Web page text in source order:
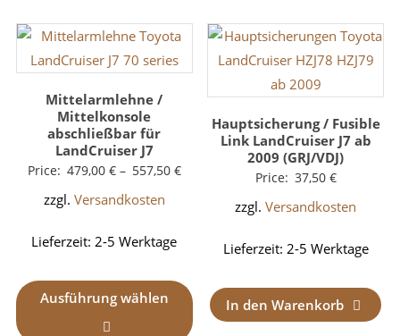
Mittelarmlehne /
Mittelkonsole
abschließbar für
LandCruiser J7
Price: 479,00 €– 557,50 €
zzgl. Versandkosten
Lieferzeit: 2-5 Werktage
Ausführung wählen
Hauptsicherung / Fusible
Link LandCruiser J7 ab
2009 (GRJ/VDJ)
Price: 37,50 €
zzgl.Versandkosten
Lieferzeit: 2-5 Werktage
In den Warenkorb